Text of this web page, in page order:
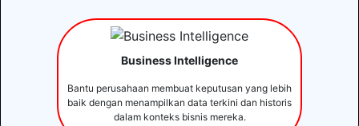
Business Intelligence
Bantu perusahaan membuat keputusan yang lebih
baik dengan menampilkan data terkini dan historis
dalam konteks bisnis mereka.